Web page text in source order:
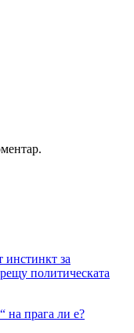
инстинкт за
политическата
на прага ли е?